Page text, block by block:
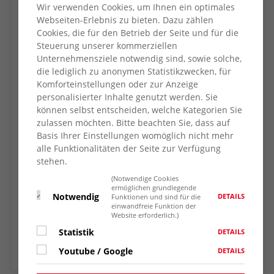
und Spaß, inklusive pädagogischen Einblicken
ein. Sowohl das Außengelände, als auch die
Innenräume waren mit einzelnen Stationen
versehen, die die Kinder ganz „oldschool“ mit
Stempelkarten nutzen konnten. Ein
kunterbuntes Buffett aus allen Ländern ließ
keine Wünsche offen. Das Highlight war eine
vier Meter hohe Fußball – Dartwand und ein
selbst gedichtetes AWO Lied. Ein gelungener
Tag für alle Beteiligten.
ZURÜCK ZUR
NACHRICHTENÜBERSICHT
Wir verwenden Cookies, um Ihnen ein optimales
Webseiten-Erlebnis zu bieten. Dazu zählen
Cookies, die für den Betrieb der Seite und für die
Steuerung unserer kommerziellen
Unternehmensziele notwendig sind, sowie solche,
die lediglich zu anonymen Statistikzwecken, für
Komforteinstellungen oder zur Anzeige
personalisierter Inhalte genutzt werden. Sie
können selbst entscheiden, welche Kategorien Sie
zulassen möchten. Bitte beachten Sie, dass auf
Basis Ihrer Einstellungen womöglich nicht mehr
alle Funktionalitäten der Seite zur Verfügung
stehen.
Notwendig
(Notwendige Cookies
ermöglichen grundlegende
Funktionen und sind für die
einwandfreie Funktion der
Website erforderlich.)
DETAILS
Statistik DETAILS
Youtube / Google DETAILS